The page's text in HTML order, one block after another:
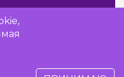
-Vladweb